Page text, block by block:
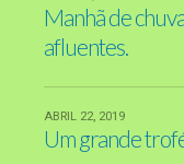
Manhã de
afluentes.
ABRIL 22, 2019
Um grande